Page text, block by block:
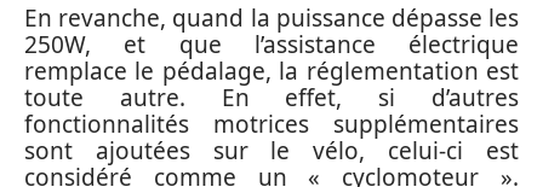
En revanche, quand la puissance dépasse les
250W, et que l’assistance électrique
remplace le pédalage, la réglementation est
toute autre. En effet, si d’autres
fonctionnalités motrices supplémentaires
sont ajoutées sur le vélo, celui-ci est
considéré comme un « cyclomoteur ».